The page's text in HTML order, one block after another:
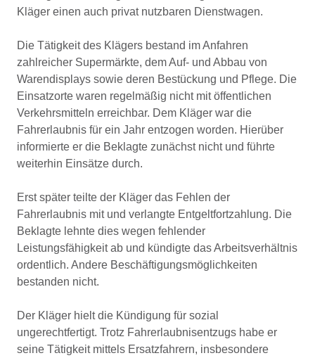
Kläger einen auch privat nutzbaren Dienstwagen.
Die Tätigkeit des Klägers bestand im Anfahren
zahlreicher Supermärkte, dem Auf- und Abbau von
Warendisplays sowie deren Bestückung und Pflege. Die
Einsatzorte waren regelmäßig nicht mit öffentlichen
Verkehrsmitteln erreichbar. Dem Kläger war die
Fahrerlaubnis für ein Jahr entzogen worden. Hierüber
informierte er die Beklagte zunächst nicht und führte
weiterhin Einsätze durch.
Erst später teilte der Kläger das Fehlen der
Fahrerlaubnis mit und verlangte Entgeltfortzahlung. Die
Beklagte lehnte dies wegen fehlender
Leistungsfähigkeit ab und kündigte das Arbeitsverhältnis
ordentlich. Andere Beschäftigungsmöglichkeiten
bestanden nicht.
Der Kläger hielt die Kündigung für sozial
ungerechtfertigt. Trotz Fahrerlaubnisentzugs habe er
seine Tätigkeit mittels Ersatzfahrern, insbesondere